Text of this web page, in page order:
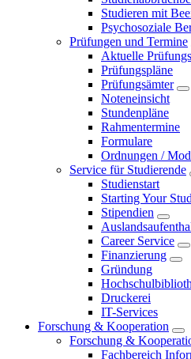
Studieren mit
Psychosoziale
Prüfungen und Termine
Aktuelle
Prüfungspläne
Prüfungsämter
Noteneinsicht
Stundenpläne
Rahmentermine
Formulare
Ordnungen /
Service für Studierende
Studienstart
Starting Your
Stipendien
Career Service
Finanzierung
Gründung
Druckerei
IT-Services
Forschung & Kooperation
Forschung &
Fachbereich